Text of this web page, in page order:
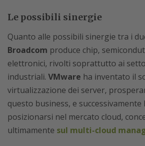
Le possibili sinergie
Quanto alle possibili sinergie tra i
Broadcom produce chip,
elettronici, rivolti soprattutto ai
industriali. VMware ha inventato il
virtualizzazione dei server,
questo business, e successivamente
posizionarsi nel mercato cloud,
ultimamente sul multi-cloud